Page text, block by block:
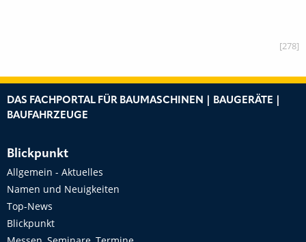
[278]
DAS FACHPORTAL FÜR BAUMASCHINEN | BAUGERÄTE |
BAUFAHRZEUGE
Blickpunkt
Allgemein - Aktuelles
Namen und Neuigkeiten
Top-News
Blickpunkt